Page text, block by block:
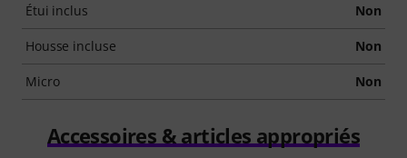
Étui inclus Non
Housse incluse Non
Micro Non
Accessoires & articles appropriés